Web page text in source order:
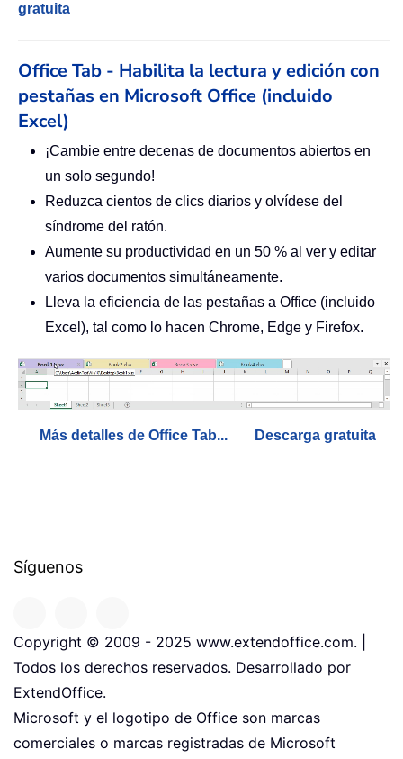
gratuita
Office Tab - Habilita la lectura y edición con
pestañas en Microsoft Office (incluido
Excel)
¡Cambie entre decenas de documentos abiertos en
un solo segundo!
Reduzca cientos de clics diarios y olvídese del
síndrome del ratón.
Aumente su productividad en un 50 % al ver y editar
varios documentos simultáneamente.
Lleva la eficiencia de las pestañas a Office (incluido
Excel), tal como lo hacen Chrome, Edge y Firefox.
Más detalles de Office Tab... Descarga gratuita
Síguenos
Copyright © 2009 - 2025 www.extendoffice.com. |
Todos los derechos reservados. Desarrollado por
ExtendOffice.
Microsoft y el logotipo de Office son marcas
comerciales o marcas registradas de Microsoft